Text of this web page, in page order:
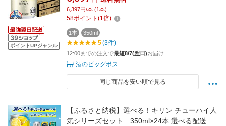
ポイントUPジャンル
ハイ 酎ハイ チュウハイ サワー レモンサワー
6,397円/本 (1本)
58ポイント (1倍)
1本 350ml
5(3件)
12:00までの注文で最短8/7(翌日)お届け
酒のビッグボス
同じ商品を安い順で見る
【ふるさと納税】選べる！キリン チューハイ人
気シリーズセット 350ml×24本 選べる配送回